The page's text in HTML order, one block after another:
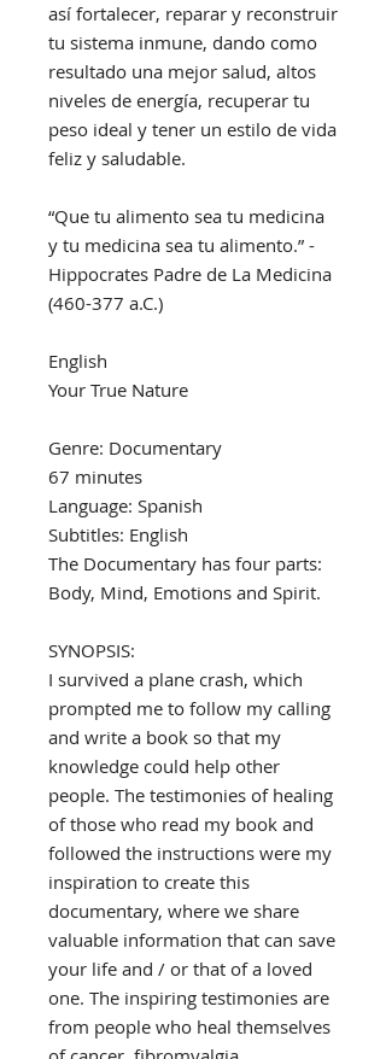
así fortalecer, reparar y reconstruir
tu sistema inmune, dando como
resultado una mejor salud, altos
niveles de energía, recuperar tu
peso ideal y tener un estilo de vida
feliz y saludable.
“Que tu alimento sea tu medicina
y tu medicina sea tu alimento.” -
Hippocrates Padre de La Medicina
(460-377 a.C.)
English
Your True Nature
Genre: Documentary
67 minutes
Language: Spanish
Subtitles: English
The Documentary has four parts:
Body, Mind, Emotions and Spirit.
SYNOPSIS:
I survived a plane crash, which
prompted me to follow my calling
and write a book so that my
knowledge could help other
people. The testimonies of healing
of those who read my book and
followed the instructions were my
inspiration to create this
documentary, where we share
valuable information that can save
your life and / or that of a loved
one. The inspiring testimonies are
from people who heal themselves